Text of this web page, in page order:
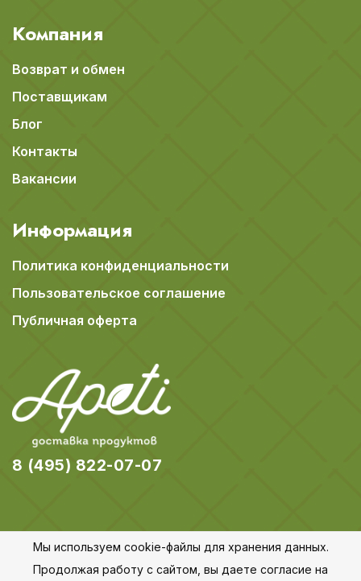
Компания
Возврат и обмен
Поставщикам
Блог
Контакты
Вакансии
Информация
Политика конфиденциальности
Пользовательское соглашение
Публичная оферта
8 (495) 822-07-07
© 2018-2026 Apeti.ru,Карта сайта
Мы используем cookie-файлы для хранения данных.
Продолжая работу с сайтом, вы даете согласие на